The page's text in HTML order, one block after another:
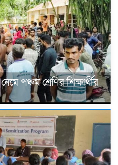
পঞ্চম শ্রেণির শিক্ষার্থীর